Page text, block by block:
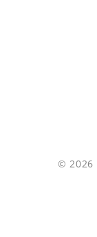
© 2026